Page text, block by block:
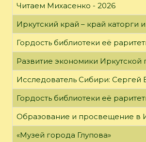
Читаем Михасенко - 2026
Иркутский край – край каторги
Гордость библиотеки её
Развитие экономики
Исследователь Сибири:
Гордость библиотеки её
Образование и просвещение в
«Музей города Глупова»